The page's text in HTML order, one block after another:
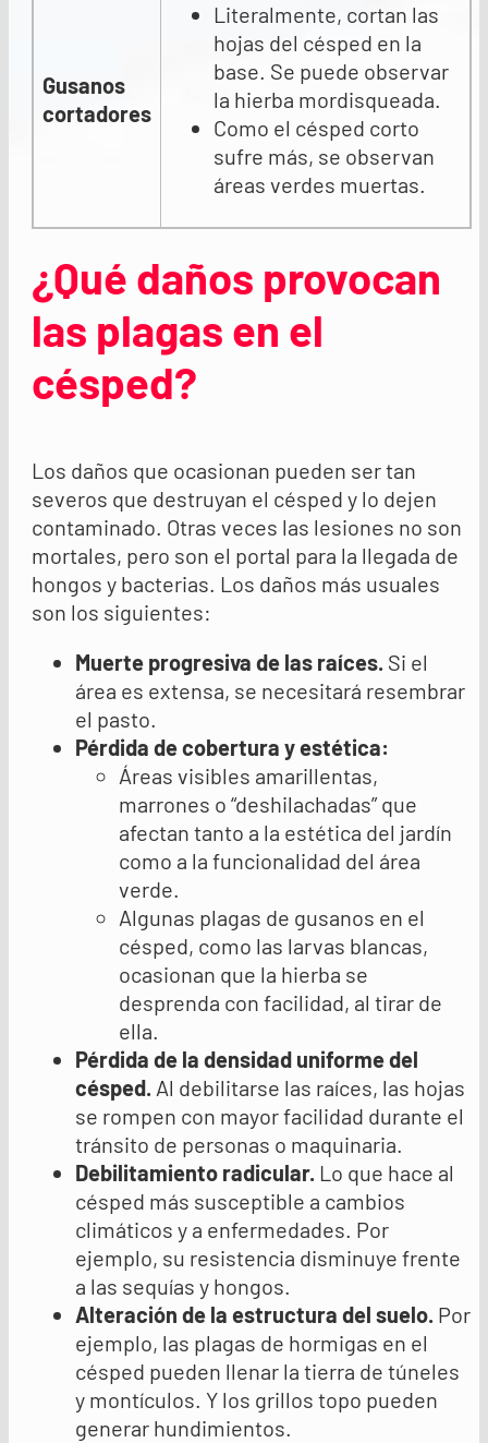
Gusanos
cortadores
Literalmente, cortan las
hojas del césped en la
base. Se puede observar
la hierba mordisqueada.
Como el césped corto
sufre más, se observan
áreas verdes muertas.
¿Qué daños provocan
las plagas en el
césped?
Los daños que ocasionan pueden ser tan
severos que destruyan el césped y lo dejen
contaminado. Otras veces las lesiones no son
mortales, pero son el portal para la llegada de
hongos y bacterias. Los daños más usuales
son los siguientes:
Muerte progresiva de las raíces. Si el
área es extensa, se necesitará resembrar
el pasto.
Pérdida de cobertura y estética:
Áreas visibles amarillentas,
marrones o “deshilachadas” que
afectan tanto a la estética del jardín
como a la funcionalidad del área
verde.
Algunas plagas de gusanos en el
césped, como las larvas blancas,
ocasionan que la hierba se
desprenda con facilidad, al tirar de
ella.
Pérdida de la densidad uniforme del
césped. Al debilitarse las raíces, las hojas
se rompen con mayor facilidad durante el
tránsito de personas o maquinaria.
Debilitamiento radicular. Lo que hace al
césped más susceptible a cambios
climáticos y a enfermedades. Por
ejemplo, su resistencia disminuye frente
a las sequías y hongos.
Alteración de la estructura del suelo. Por
ejemplo, las plagas de hormigas en el
césped pueden llenar la tierra de túneles
y montículos. Y los grillos topo pueden
generar hundimientos.